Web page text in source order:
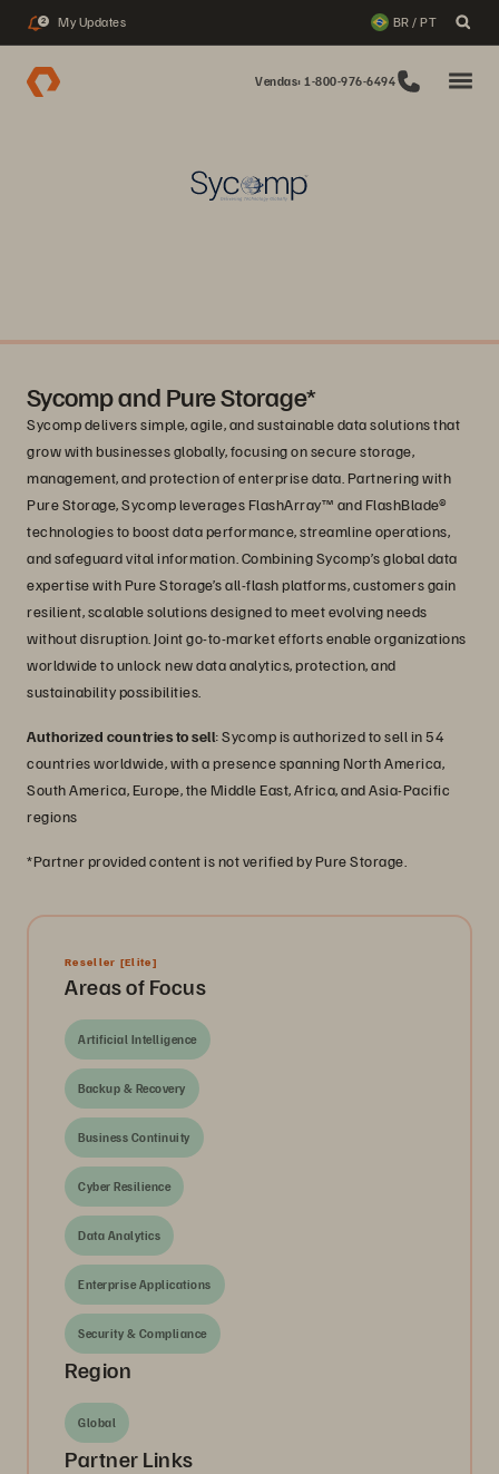
2 My Updates BR / PT
Vendas: 1-800-976-6494
Sycomp and Pure Storage*
Sycomp delivers simple, agile, and sustainable data solutions that
grow with businesses globally, focusing on secure storage,
management, and protection of enterprise data. Partnering with
Pure Storage, Sycomp leverages FlashArray™ and FlashBlade®
technologies to boost data performance, streamline operations,
and safeguard vital information. Combining Sycomp’s global data
expertise with Pure Storage’s all-flash platforms, customers gain
resilient, scalable solutions designed to meet evolving needs
without disruption. Joint go-to-market efforts enable organizations
worldwide to unlock new data analytics, protection, and
sustainability possibilities.
Authorized countries to sell: Sycomp is authorized to sell in 54
countries worldwide, with a presence spanning North America,
South America, Europe, the Middle East, Africa, and Asia-Pacific
regions
*Partner provided content is not verified by Pure Storage.
Reseller [Elite]
Areas of Focus
Artificial Intelligence
Backup & Recovery
Business Continuity
Cyber Resilience
Data Analytics
Enterprise Applications
Security & Compliance
Region
Global
Partner Links